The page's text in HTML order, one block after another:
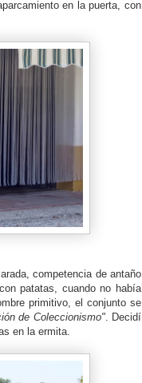
en la puerta, con
competencia de antaño
patatas, cuando no había
primitivo, el conjunto se
de Coleccionismo". Decidí
en la ermita.